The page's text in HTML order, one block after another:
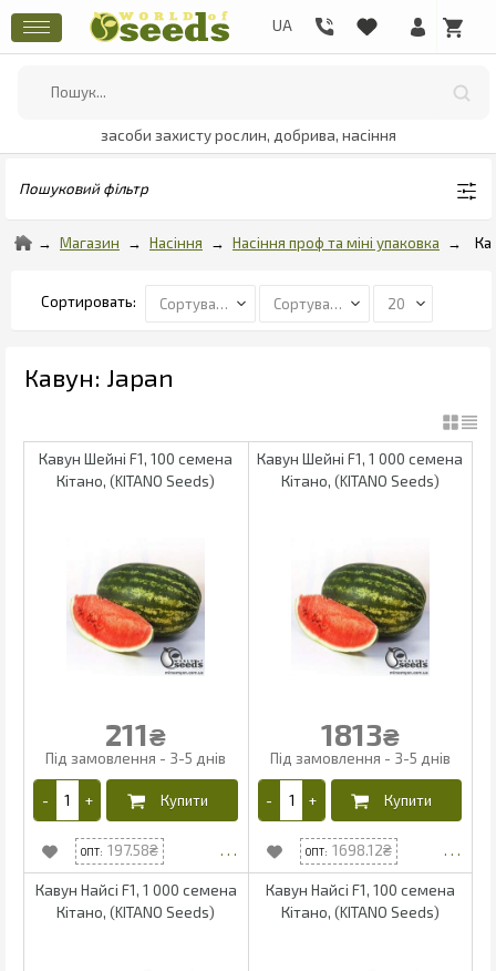
засоби захисту рослин, добрива, насіння
Пошуковий фільтр
Магазин Насіння Насіння проф та міні упаковка
Кавун: Japan
Кавун Шейні F1, 100 семена
Кітано, (KITANO Seeds)
211₴
197.58
Кавун Шейні F1, 1 000 семена
Кітано, (KITANO Seeds)
1813₴
1698.12
Кавун Найсі F1, 1 000 семена
Кітано, (KITANO Seeds)
Кавун Найсі F1, 100 семена
Кітано, (KITANO Seeds)